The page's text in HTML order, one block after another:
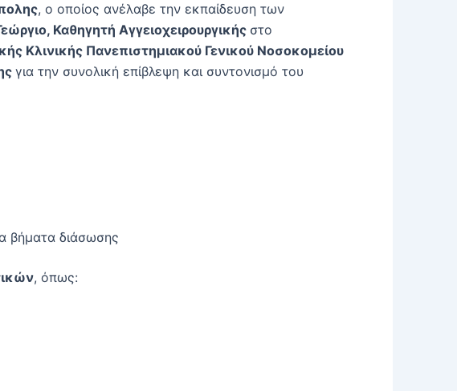
, ο οποίος ανέλαβε την εκπαίδευση των
Καθηγητή Αγγειοχειρουργικής στο
Κλινικής Πανεπιστημιακού Γενικού Νοσοκομείου
για την συνολική επίβλεψη και συντονισμό του
βήματα διάσωσης
, όπως: